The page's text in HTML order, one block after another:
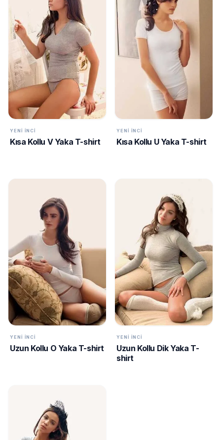
GECELIK
SABAHLIK
expand_more
KADINexpand_more
MARKALAR
AHU
ANIL
KURUMSAL
HAKKIMIZDA
İLETİŞİM
KAMPANYALAR
TESLIMAT
ŞARTLARI
7/24
DESTEK
+90
YENI İNCI
Kısa Kollu V Yaka T-shirt
YENI İNCI
Kısa Kollu U Yaka T-shirt
YENI İNCI
Uzun Kollu O Yaka T-shirt
YENI İNCI
Uzun Kollu Dik Yaka T-
shirt